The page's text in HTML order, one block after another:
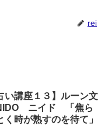
rei
い講座１３】ルーン文
ニイド 「焦ら
く時が熟すのを待て」